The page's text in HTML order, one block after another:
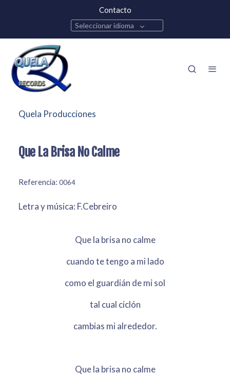
Contacto
Seleccionar idioma
Quela Producciones
Que La Brisa No Calme
Referencia: 0064
Letra y música: F.Cebreiro
Que la brisa no calme
cuando te tengo a mi lado
como el guardián de mi sol
tal cual ciclón
cambias mi alrededor.
Que la brisa no calme